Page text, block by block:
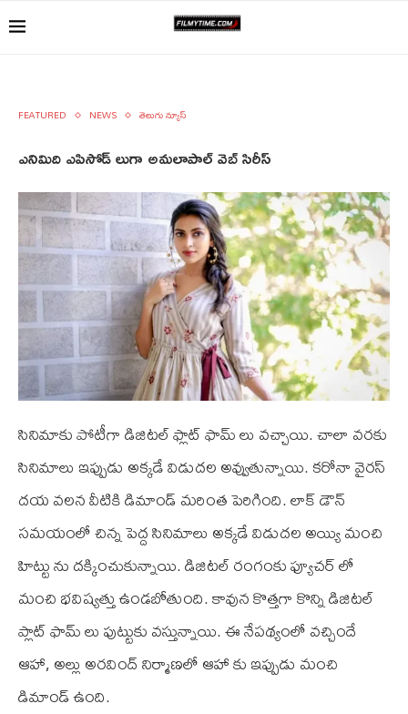
FEATURED NEWS తెలుగు న్యూస్
ఎనిమిది ఎపిసోడ్ లుగా అమలాపాల్ వెబ్ సిరీస్
సినిమాకు పోటీగా డిజిటల్ ఫ్లాట్ ఫామ్ లు వచ్చాయి. చాలా వరకు
సినిమాలు ఇప్పుడు అక్కడే విడుదల అవ్వుతున్నాయి. కరోనా వైరస్
దయ వలన వీటికి డిమాండ్ మరింత పెరిగింది. లాక్ డౌన్
సమయంలో చిన్న పెద్ద సినిమాలు అక్కడే విడుదల అయ్యి మంచి
హిట్టు ను దక్కించుకున్నాయి. డిజిటల్ రంగంకు ఫ్యూచర్ లో
మంచి భవిష్యత్తు ఉండబోతుంది. కావున కొత్తగా కొన్ని డిజిటల్
ప్లాట్ ఫామ్ లు పుట్టుకు వస్తున్నాయి. ఈ నేపథ్యంలో వచ్చిందే
ఆహా, అల్లు అరవింద్ నిర్మాణలో ఆహా కు ఇప్పుడు మంచి
డిమాండ్ ఉంది.